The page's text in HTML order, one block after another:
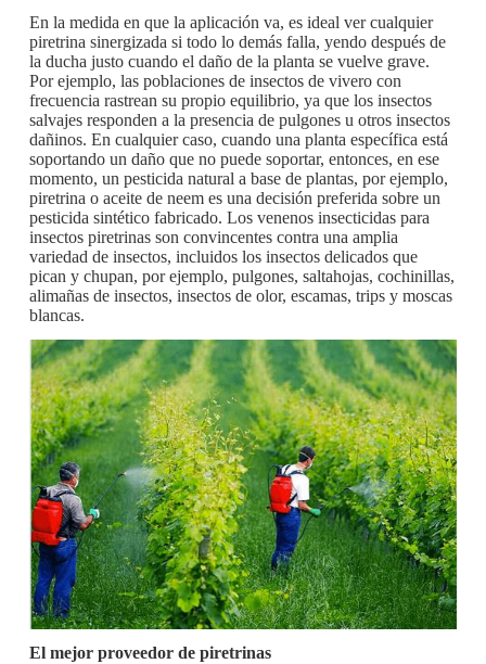
En la medida en que la aplicación va, es ideal ver cualquier
piretrina sinergizada si todo lo demás falla, yendo después de
la ducha justo cuando el daño de la planta se vuelve grave.
Por ejemplo, las poblaciones de insectos de vivero con
frecuencia rastrean su propio equilibrio, ya que los insectos
salvajes responden a la presencia de pulgones u otros insectos
dañinos. En cualquier caso, cuando una planta específica está
soportando un daño que no puede soportar, entonces, en ese
momento, un pesticida natural a base de plantas, por ejemplo,
piretrina o aceite de neem es una decisión preferida sobre un
pesticida sintético fabricado. Los venenos insecticidas para
insectos piretrinas son convincentes contra una amplia
variedad de insectos, incluidos los insectos delicados que
pican y chupan, por ejemplo, pulgones, saltahojas, cochinillas,
alimañas de insectos, insectos de olor, escamas, trips y moscas
blancas.
El mejor proveedor de piretrinas